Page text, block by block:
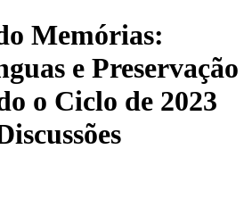
Memórias:
e Preservação
o Ciclo de 2023